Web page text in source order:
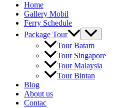
Home
Gallery Mobil
Ferry Schedule
Package Tour
Tour Batam
Tour Singapore
Tour Malaysia
Tour Bintan
Blog
About us
Contac